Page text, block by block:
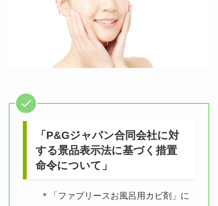
「P&Gジャパン合同会社に対
する景品表示法に基づく措置
命令について」
＊「ファブリースお風呂用カビ剤」に